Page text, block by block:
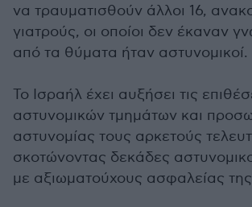
να τραυματισθούν άλλοι 16,
γιατρούς, οι οποίοι δεν έκαναν
από τα θύματα ήταν αστυνομικοί.
Το Ισραήλ έχει αυξήσει τις
αστυνομικών τμημάτων και
αστυνομίας τους αρκετούς
σκοτώνοντας δεκάδες
με αξιωματούχους ασφαλείας